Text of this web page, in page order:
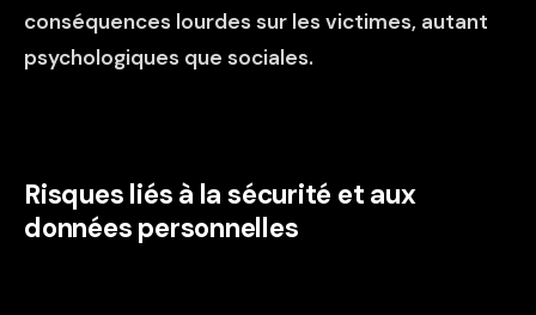
conséquences lourdes sur les victimes, autant
psychologiques que sociales.
Risques liés à la sécurité et aux
données personnelles